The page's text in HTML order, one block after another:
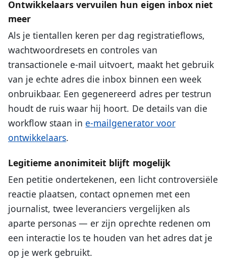
Ontwikkelaars vervuilen hun eigen inbox niet
meer
Als je tientallen keren per dag registratieflows,
wachtwoordresets en controles van
transactionele e-mail uitvoert, maakt het gebruik
van je echte adres die inbox binnen een week
onbruikbaar. Een gegenereerd adres per testrun
houdt de ruis waar hij hoort. De details van die
workflow staan in e-mailgenerator voor
ontwikkelaars.
Legitieme anonimiteit blijft mogelijk
Een petitie ondertekenen, een licht controversiële
reactie plaatsen, contact opnemen met een
journalist, twee leveranciers vergelijken als
aparte personas — er zijn oprechte redenen om
een interactie los te houden van het adres dat je
op je werk gebruikt.